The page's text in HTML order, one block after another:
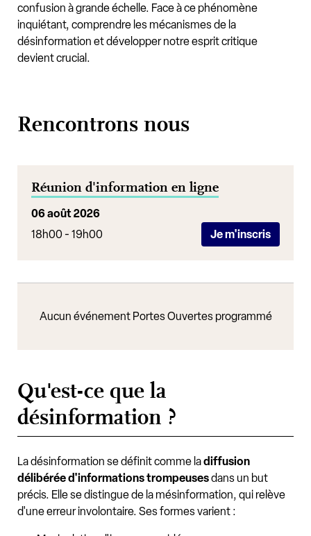
confusion à grande échelle. Face à ce phénomène
inquiétant, comprendre les mécanismes de la
désinformation et développer notre esprit critique
devient crucial.
Rencontrons nous
Réunion d'information en ligne
06 août 2026
18h00 - 19h00
Je m'inscris
Aucun événement Portes Ouvertes programmé
Qu'est-ce que la
désinformation ?
La désinformation se définit comme ladiffusion
délibérée d'informations trompeusesdans un but
précis. Elle se distingue de la mésinformation, qui relève
d'une erreur involontaire. Ses formes varient :